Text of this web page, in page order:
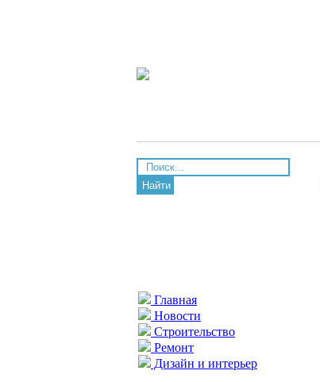
Найти
Главная
Новости
Строительство
Ремонт
Дизайн и интерьер